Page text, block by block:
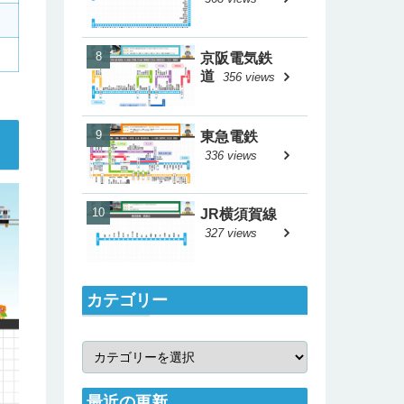
京阪電気鉄
道 356 views
東急電鉄
336 views
JR横須賀線
327 views
カテゴリー